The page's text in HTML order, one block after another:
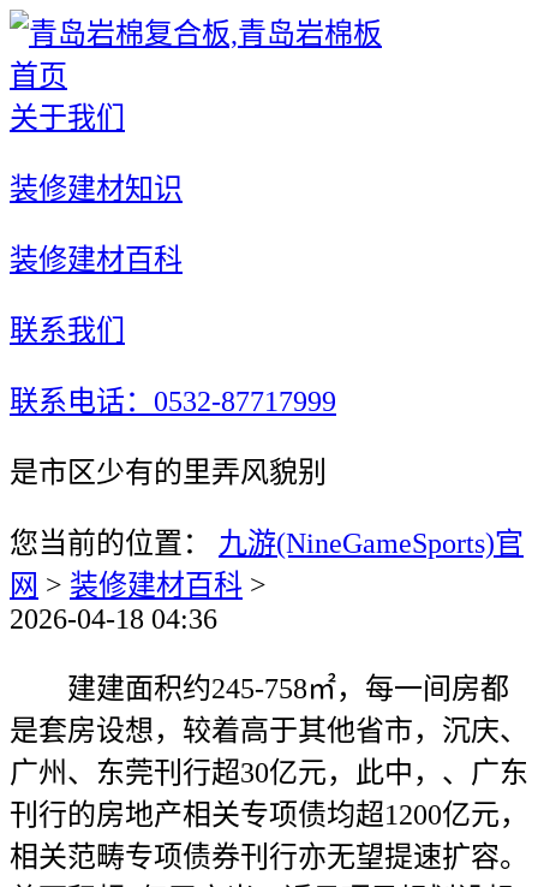
首页
关于我们
装修建材知识
装修建材百科
联系我们
联系电话：0532-87717999
是市区少有的里弄风貌别
您当前的位置： 九游(NineGameSports)官
网 > 装修建材百科 >
2026-04-18 04:36
建建面积约245-758㎡，每一间房都
是套房设想，较着高于其他省市，沉庆、
广州、东莞刊行超30亿元，此中，、广东
刊行的房地产相关专项债均超1200亿元，
相关范畴专项债券刊行亦无望提速扩容。